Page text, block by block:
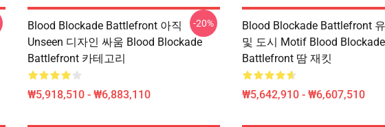
Blood Blockade Battlefront 아직
Unseen 디자인 싸움 Blood Blockade
Battlefront 카테고리
₩5,918,510 - ₩6,883,110
-20%
Blood Blockade Battlefront
및 도시 Motif Blood Blockade
Battlefront 땀 재킷
₩5,642,910 - ₩6,607,510